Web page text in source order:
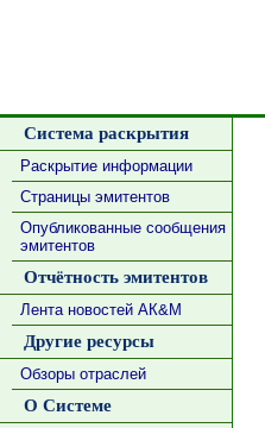
Система раскрытия
Раскрытие информации
Страницы эмитентов
Опубликованные сообщения
эмитентов
Отчётность эмитентов
Лента новостей АК&М
Другие ресурсы
Обзоры отраслей
О Системе